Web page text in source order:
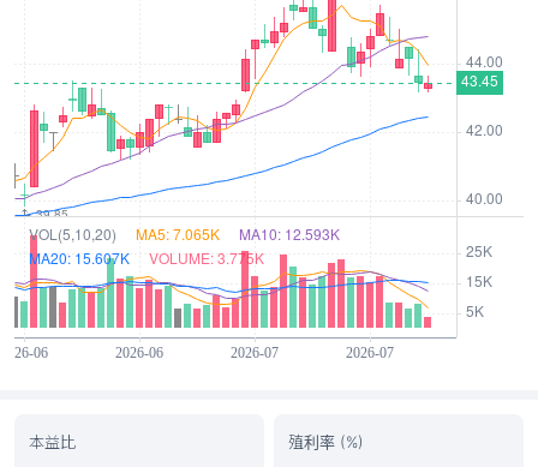
本益比 殖利率 (%)